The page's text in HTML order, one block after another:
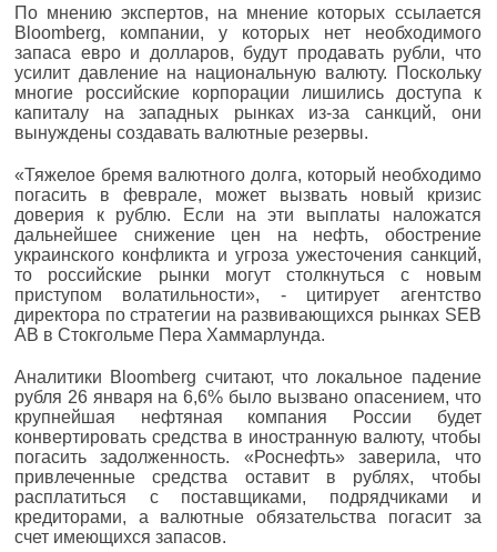
По мнению экспертов, на мнение которых ссылается
Bloomberg, компании, у которых нет необходимого
запаса евро и долларов, будут продавать рубли, что
усилит давление на национальную валюту. Поскольку
многие российские корпорации лишились доступа к
капиталу на западных рынках из-за санкций, они
вынуждены создавать валютные резервы.
«Тяжелое бремя валютного долга, который необходимо
погасить в феврале, может вызвать новый кризис
доверия к рублю. Если на эти выплаты наложатся
дальнейшее снижение цен на нефть, обострение
украинского конфликта и угроза ужесточения санкций,
то российские рынки могут столкнуться с новым
приступом волатильности», - цитирует агентство
директора по стратегии на развивающихся рынках SEB
AB в Стокгольме Пера Хаммарлунда.
Аналитики Bloomberg считают, что локальное падение
рубля 26 января на 6,6% было вызвано опасением, что
крупнейшая нефтяная компания России будет
конвертировать средства в иностранную валюту, чтобы
погасить задолженность. «Роснефть» заверила, что
привлеченные средства оставит в рублях, чтобы
расплатиться с поставщиками, подрядчиками и
кредиторами, а валютные обязательства погасит за
счет имеющихся запасов.